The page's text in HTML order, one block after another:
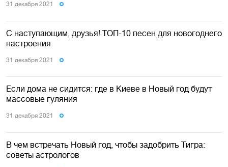
31 декабря 2021
С наступающим, друзья! ТОП-10 песен для новогоднего
настроения
31 декабря 2021
Если дома не сидится: где в Киеве в Новый год будут
массовые гуляния
31 декабря 2021
В чем встречать Новый год, чтобы задобрить Тигра:
советы астрологов